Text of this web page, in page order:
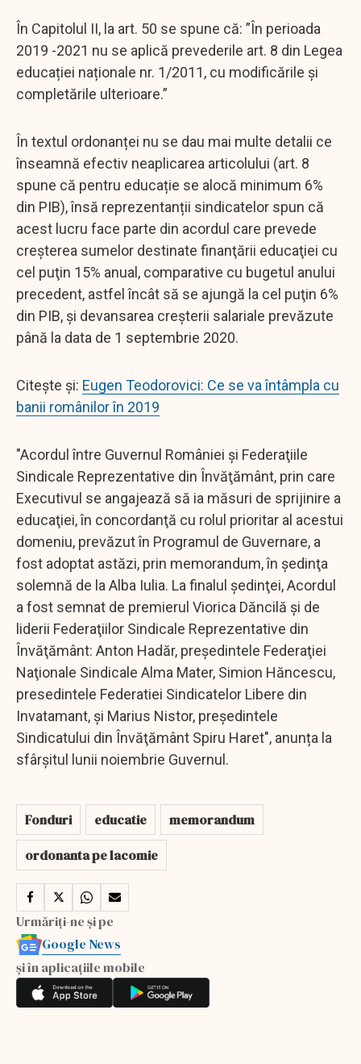
În Capitolul II, la art. 50 se spune că: ”În perioada
2019 -2021 nu se aplică prevederile art. 8 din Legea
educației naționale nr. 1/2011, cu modificările și
completările ulterioare.”
În textul ordonanței nu se dau mai multe detalii ce
înseamnă efectiv neaplicarea articolului (art. 8
spune că pentru educație se alocă minimum 6%
din PIB), însă reprezentanții sindicatelor spun că
acest lucru face parte din acordul care prevede
creşterea sumelor destinate finanţării educaţiei cu
cel puţin 15% anual, comparative cu bugetul anului
precedent, astfel încât să se ajungă la cel puţin 6%
din PIB, și devansarea creşterii salariale prevăzute
până la data de 1 septembrie 2020.
Citește și: Eugen Teodorovici: Ce se va întâmpla cu
banii românilor în 2019
"Acordul între Guvernul României şi Federaţiile
Sindicale Reprezentative din Învăţământ, prin care
Executivul se angajează să ia măsuri de sprijinire a
educaţiei, în concordanţă cu rolul prioritar al acestui
domeniu, prevăzut în Programul de Guvernare, a
fost adoptat astăzi, prin memorandum, în şedinţa
solemnă de la Alba Iulia. La finalul şedinţei, Acordul
a fost semnat de premierul Viorica Dăncilă şi de
liderii Federaţiilor Sindicale Reprezentative din
Învăţământ: Anton Hadăr, preşedintele Federaţiei
Naţionale Sindicale Alma Mater, Simion Hăncescu,
presedintele Federatiei Sindicatelor Libere din
Invatamant, şi Marius Nistor, preşedintele
Sindicatului din Învăţământ Spiru Haret", anunța la
sfârșitul lunii noiembrie Guvernul.
Fonduri educatie
memorandum
ordonanta pe lacomie
Urmăriți-ne și pe
Google News
și în aplicațiile mobile